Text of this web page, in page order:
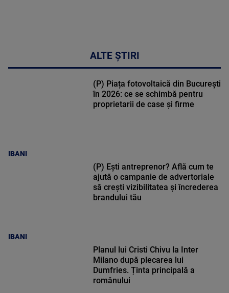
ALTE ȘTIRI
IBANI
(P) Piața fotovoltaică din București
în 2026: ce se schimbă pentru
proprietarii de case și firme
IBANI
(P) Ești antreprenor? Află cum te
ajută o campanie de advertoriale
să crești vizibilitatea și încrederea
brandului tău
Planul lui Cristi Chivu la Inter
Milano după plecarea lui
Dumfries. Ținta principală a
românului